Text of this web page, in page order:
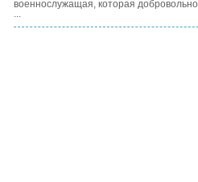
военнослужащая, которая добровольно
...